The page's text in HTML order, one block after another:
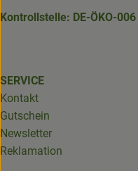
Kontrollstelle: DE-ÖKO-006
SERVICE
Kontakt
Gutschein
Newsletter
Reklamation